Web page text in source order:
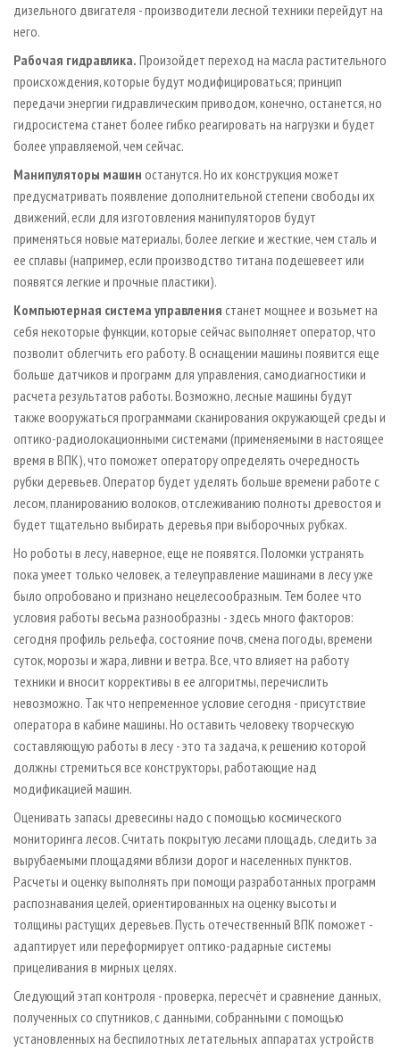
дизельного двигателя - производители лесной техники перейдут на
него.
Рабочая гидравлика. Произойдет переход на масла растительного
происхождения, которые будут модифицироваться; принцип
передачи энергии гидравлическим приводом, конечно, останется, но
гидросистема станет более гибко реагировать на нагрузки и будет
более управляемой, чем сейчас.
Манипуляторы машин останутся. Но их конструкция может
предусматривать появление дополнительной степени свободы их
движений, если для изготовления манипуляторов будут
применяться новые материалы, более легкие и жесткие, чем сталь и
ее сплавы (например, если производство титана подешевеет или
появятся легкие и прочные пластики).
Компьютерная система управления станет мощнее и возьмет на
себя некоторые функции, которые сейчас выполняет оператор, что
позволит облегчить его работу. В оснащении машины появится еще
больше датчиков и программ для управления, самодиагностики и
расчета результатов работы. Возможно, лесные машины будут
также вооружаться программами сканирования окружающей среды и
оптико-радиолокационными системами (применяемыми в настоящее
время в ВПК), что поможет оператору определять очередность
рубки деревьев. Оператор будет уделять больше времени работе с
лесом, планированию волоков, отслеживанию полноты древостоя и
будет тщательно выбирать деревья при выборочных рубках.
Но роботы в лесу, наверное, еще не появятся. Поломки устранять
пока умеет только человек, а телеуправление машинами в лесу уже
было опробовано и признано нецелесообразным. Тем более что
условия работы весьма разнообразны - здесь много факторов:
сегодня профиль рельефа, состояние почв, смена погоды, времени
суток, морозы и жара, ливни и ветра. Все, что влияет на работу
техники и вносит коррективы в ее алгоритмы, перечислить
невозможно. Так что непременное условие сегодня - присутствие
оператора в кабине машины. Но оставить человеку творческую
составляющую работы в лесу - это та задача, к решению которой
должны стремиться все конструкторы, работающие над
модификацией машин.
Оценивать запасы древесины надо с помощью космического
мониторинга лесов. Считать покрытую лесами площадь, следить за
вырубаемыми площадями вблизи дорог и населенных пунктов.
Расчеты и оценку выполнять при помощи разработанных программ
распознавания целей, ориентированных на оценку высоты и
толщины растущих деревьев. Пусть отечественный ВПК поможет -
адаптирует или переформирует оптико-радарные системы
прицеливания в мирных целях.
Следующий этап контроля - проверка, пересчёт и сравнение данных,
полученных со спутников, с данными, собранными с помощью
установленных на беспилотных летательных аппаратах устройств